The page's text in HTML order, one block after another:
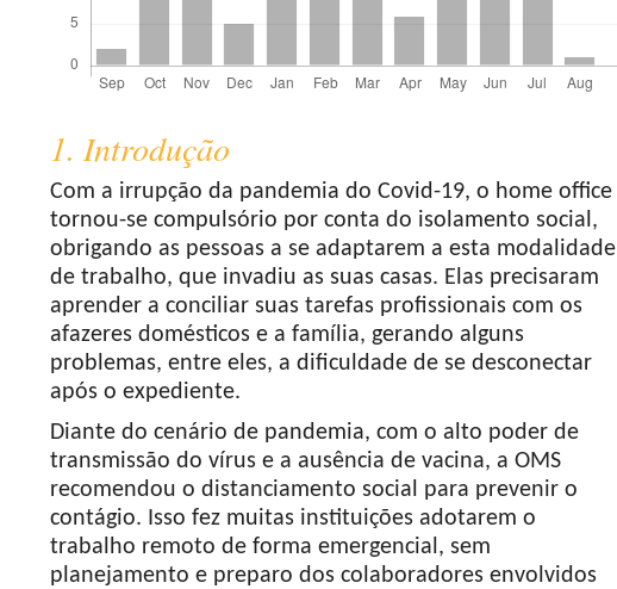
1. Introdução
Com a irrupção da pandemia do Covid-19, o home office
tornou-se compulsório por conta do isolamento social,
obrigando as pessoas a se adaptarem a esta modalidade
de trabalho, que invadiu as suas casas. Elas precisaram
aprender a conciliar suas tarefas profissionais com os
afazeres domésticos e a família, gerando alguns
problemas, entre eles, a dificuldade de se desconectar
após o expediente.
Diante do cenário de pandemia, com o alto poder de
transmissão do vírus e a ausência de vacina, a OMS
recomendou o distanciamento social para prevenir o
contágio. Isso fez muitas instituições adotarem o
trabalho remoto de forma emergencial, sem
planejamento e preparo dos colaboradores envolvidos